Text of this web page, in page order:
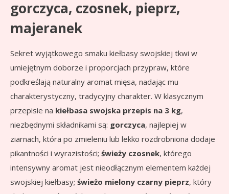
gorczyca, czosnek, pieprz,
majeranek
Sekret wyjątkowego smaku kiełbasy swojskiej tkwi w
umiejętnym doborze i proporcjach przypraw, które
podkreślają naturalny aromat mięsa, nadając mu
charakterystyczny, tradycyjny charakter. W klasycznym
przepisie na kiełbasa swojska przepis na 3 kg,
niezbędnymi składnikami są: gorczyca, najlepiej w
ziarnach, która po zmieleniu lub lekko rozdrobniona dodaje
pikantności i wyrazistości; świeży czosnek, którego
intensywny aromat jest nieodłącznym elementem każdej
swojskiej kiełbasy; świeżo mielony czarny pieprz, który